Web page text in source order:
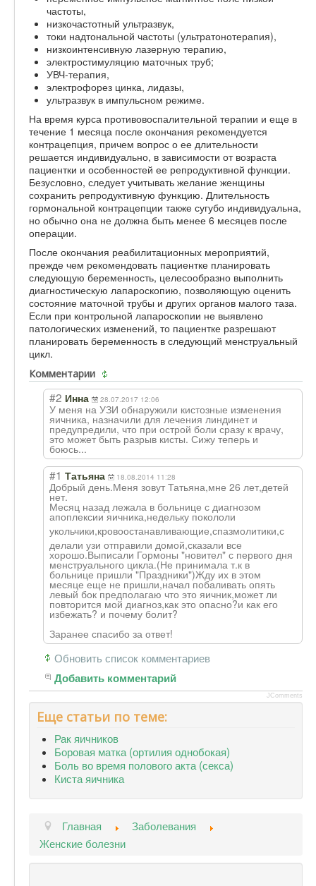
частоты,
низкочастотный ультразвук,
токи надтональной частоты (ультратонотерапия),
низкоинтенсивную лазерную терапию,
электростимуляцию маточных труб;
УВЧ-терапия,
электрофорез цинка, лидазы,
ультразвук в импульсном режиме.
На время курса противовоспалительной терапии и еще в
течение 1 месяца после окончания рекомендуется
контрацепция, причем вопрос о ее длительности
решается индивидуально, в зависимости от возраста
пациентки и особенностей ее репродуктивной функции.
Безусловно, следует учитывать желание женщины
сохранить репродуктивную функцию. Длительность
гормональной контрацепции также сугубо индивидуальна,
но обычно она не должна быть менее 6 месяцев после
операции.
После окончания реабилитационных мероприятий,
прежде чем рекомендовать пациентке планировать
следующую беременность, целесообразно выполнить
диагностическую лапароскопию, позволяющую оценить
состояние маточной трубы и других органов малого таза.
Если при контрольной лапароскопии не выявлено
патологических изменений, то пациентке разрешают
планировать беременность в следующий менструальный
цикл.
Комментарии
#2 Инна 28.07.2017 12:06
У меня на УЗИ обнаружили кистозные изменения
яичника, назначили для лечения линдинет и
предупредили, что при острой боли сразу к врачу,
это может быть разрыв кисты. Сижу теперь и
боюсь...
#1 Татьяна 18.08.2014 11:28
Добрый день.Меня зовут Татьяна,мне 26 лет,детей
нет.
Месяц назад лежала в больнице с диагнозом
апоплексии яичника,недельку покололи
укольчики,кровоостанавливающие,спазмолитики,с
делали узи отправили домой,сказали все
хорошо.Выписали Гормоны "новител" с первого дня
менструального цикла.(Не принимала т.к в
больнице пришли "Праздники")Жду их в этом
месяце еще не пришли,начал побаливать опять
левый бок предполагаю что это яичник,может ли
повторится мой диагноз,как это опасно?и как его
избежать? и почему болит?
Заранее спасибо за ответ!
Обновить список комментариев
Добавить комментарий
JComments
Еще статьи по теме:
Рак яичников
Боровая матка (ортилия однобокая)
Боль во время полового акта (секса)
Киста яичника
Главная
Заболевания
Женские болезни